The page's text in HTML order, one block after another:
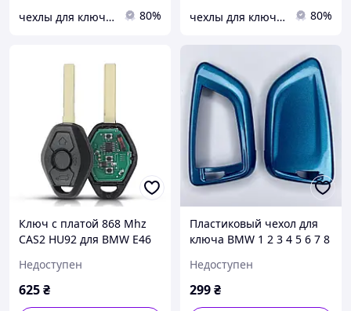
чехлы для ключей 80% чехлы для ключей 80%
Ключ с платой 868 Mhz
CAS2 HU92 для BMW Е46
E85 E52
Недоступен
625₴
Пластиковый чехол для
ключа BMW 1 2 3 4 5 6 7 8
x2 x3 x4 x5 x6 Z4 15 F10 20
30 Синий
Недоступен
299₴